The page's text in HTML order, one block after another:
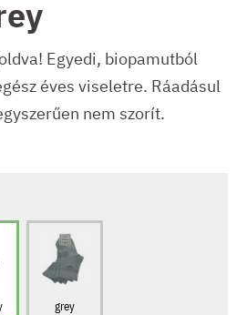
Egyedi, biopamutból
éves viseletre. Ráadásul
nem szorít.
grey